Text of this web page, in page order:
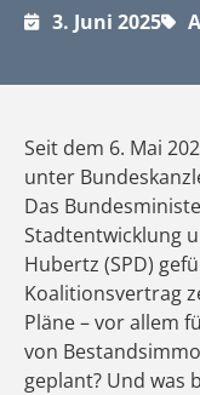
3. Juni 2025
Seit dem 6. Mai
unter
Das
Stadtentwicklung
Hubertz (SPD)
Koalitionsvertrag
Pläne – vor allem
von
geplant? Und was